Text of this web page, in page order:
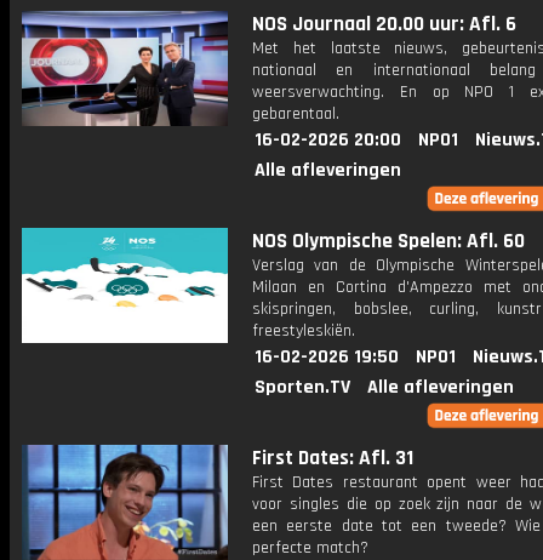
NOS Journaal 20.00 uur: Afl. 6
Met het laatste nieuws,
nationaal en internationaal
weersverwachting. En op NPO 1
gebarentaal.
16-02-2026 20:00 NPO1
Alle afleveringen
NOS Olympische Spelen: Afl. 60
Verslag van de Olympische
Milaan en Cortina d'Ampezzo met
skispringen, bobslee, curling,
freestyleskiën.
16-02-2026 19:50 NPO1
Sporten.TV
Alle afleveringen
First Dates: Afl. 31
First Dates restaurant opent weer
voor singles die op zoek zijn naar de
een eerste date tot een tweede?
perfecte match?